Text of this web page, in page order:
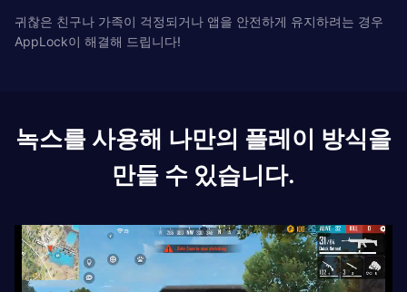
귀찮은 친구나 가족이 걱정되거나 앱을 안전하게 유지하려는 경우
AppLock이 해결해 드립니다!
녹스를 사용해 나만의 플레이 방식을
만들 수 있습니다.